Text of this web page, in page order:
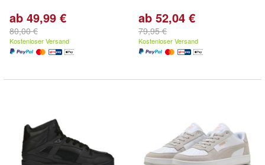
ab 49,99 €
80,00 €
Kostenloser Versand
ab 52,04 €
79,95 €
Kostenloser Versand